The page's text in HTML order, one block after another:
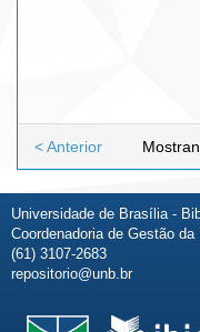
< Anterior
Universidade de Brasília -
Coordenadoria de Gestão
(61) 3107-2683
repositorio@unb.br